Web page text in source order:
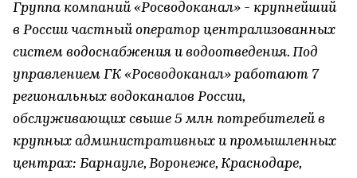
Группа компаний «Росводоканал» - крупнейший
в России частный оператор централизованных
систем водоснабжения и водоотведения. Под
управлением ГК «Росводоканал» работают 7
региональных водоканалов России,
обслуживающих свыше 5 млн потребителей в
крупных административных и промышленных
центрах: Барнауле, Воронеже, Краснодаре,